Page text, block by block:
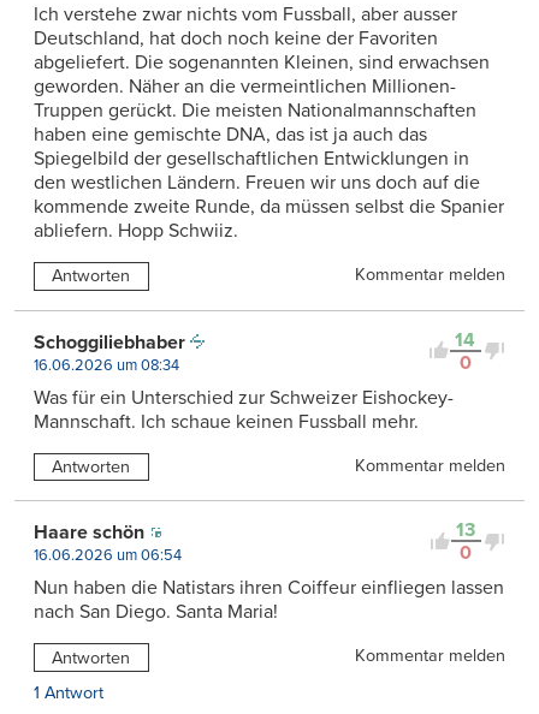
Ich verstehe zwar nichts vom Fussball, aber ausser
Deutschland, hat doch noch keine der Favoriten
abgeliefert. Die sogenannten Kleinen, sind erwachsen
geworden. Näher an die vermeintlichen Millionen-
Truppen gerückt. Die meisten Nationalmannschaften
haben eine gemischte DNA, das ist ja auch das
Spiegelbild der gesellschaftlichen Entwicklungen in
den westlichen Ländern. Freuen wir uns doch auf die
kommende zweite Runde, da müssen selbst die Spanier
abliefern. Hopp Schwiiz.
Antworten Kommentar melden
14
0
Schoggiliebhaber
16.06.2026 um 08:34
Was für ein Unterschied zur Schweizer Eishockey-
Mannschaft. Ich schaue keinen Fussball mehr.
Antworten Kommentar melden
13
0
Haare schön
16.06.2026 um 06:54
Nun haben die Natistars ihren Coiffeur einfliegen lassen
nach San Diego. Santa Maria!
Antworten
Kommentar melden
1 Antwort